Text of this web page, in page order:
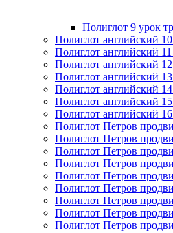
Полиглот 9 урок
Полиглот английский
Полиглот английский
Полиглот английский
Полиглот английский
Полиглот английский
Полиглот английский
Полиглот английский
Полиглот Петров
Полиглот Петров
Полиглот Петров
Полиглот Петров
Полиглот Петров
Полиглот Петров
Полиглот Петров
Полиглот Петров
Полиглот Петров